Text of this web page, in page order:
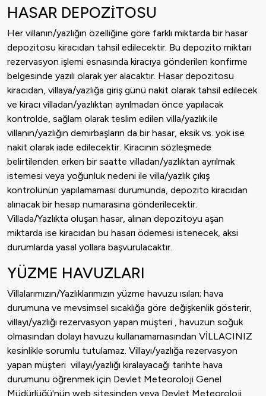
HASAR DEPOZİTOSU
Her villanın/yazlığın özelliğine göre farklı miktarda bir hasar
depozitosu kiracıdan tahsil edilecektir. Bu depozito miktarı
rezervasyon işlemi esnasında kiracıya gönderilen konfirme
belgesinde yazılı olarak yer alacaktır. Hasar depozitosu
kiracıdan, villaya/yazlığa giriş günü nakit olarak tahsil edilecek
ve kiracı villadan/yazlıktan ayrılmadan önce yapılacak
kontrolde, sağlam olarak teslim edilen villa/yazlık ile
villanın/yazlığın demirbaşların da bir hasar, eksik vs. yok ise
nakit olarak iade edilecektir. Kiracının sözleşmede
belirtilenden erken bir saatte villadan/yazlıktan ayrılmak
istemesi veya yoğunluk nedeni ile villa/yazlık çıkış
kontrolünün yapılamaması durumunda, depozito kiracıdan
alınacak bir hesap numarasına gönderilecektir.
Villada/Yazlıkta oluşan hasar, alınan depozitoyu aşan
miktarda ise kiracıdan bu hasarı ödemesi istenecek, aksi
durumlarda yasal yollara başvurulacaktır.
YÜZME HAVUZLARI
Villalarımızın/Yazlıklarımızın yüzme havuzu ısıları; hava
durumuna ve mevsimsel sıcaklığa göre değişkenlik gösterir,
villayı/yazlığı rezervasyon yapan müşteri , havuzun soğuk
olmasından dolayı havuzu kullanamamasından VİLLACINIZ
kesinlikle sorumlu tutulamaz. Villayı/yazlığa rezervasyon
yapan müşteri villayı/yazlığı kiralayacağı tarihte hava
durumunu öğrenmek için Devlet Meteoroloji Genel
Müdürlüğü'nün web sitesinden veya Devlet Meteoroloji